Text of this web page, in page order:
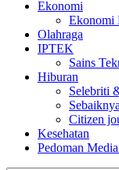
Ekonomi
Ekonomi
Olahraga
IPTEK
Sains
Hiburan
Selebriti
Citizen
Kesehatan
Pedoman